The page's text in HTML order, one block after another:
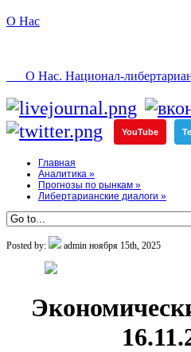
О Нас
О Нас. Национал-
YouTube
Главная
Аналитика »
Прогнозы по рынкам »
Либертарианские диалоги »
Posted by: admin ноября 15th, 2025